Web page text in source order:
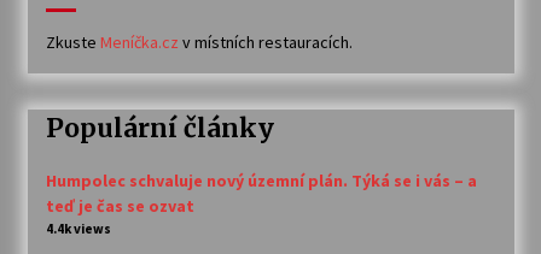
Zkuste Meníčka.cz v místních restauracích.
Populární články
Humpolec schvaluje nový územní plán. Týká se i vás – a
teď je čas se ozvat
4.4k views